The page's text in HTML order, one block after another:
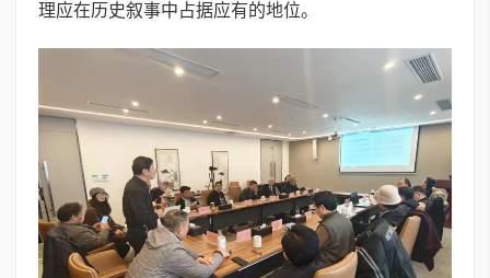
理应在历史叙事中占据应有的地位。